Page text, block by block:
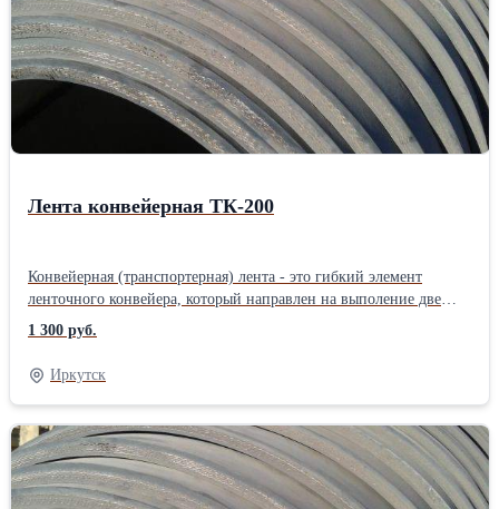
Лента конвейерная ТК-200
Конвейерная (транспортерная) лента - это гибкий элемент
ленточного конвейера, который направлен на выполение две
функции: грузонесущую и тяговую. Конвейерная лента
представляет собой прорезиненную ленту на тканевой или
тросовой основе. Конвейерная лента предназначена для
перемещения груза в горизонтальном, вертикальном и
наклонном направлениях.Производитель: Собственное
производство Тип по назначению: Общего назначения
Материал: Резинотканевая
1 300 руб.
Иркутск